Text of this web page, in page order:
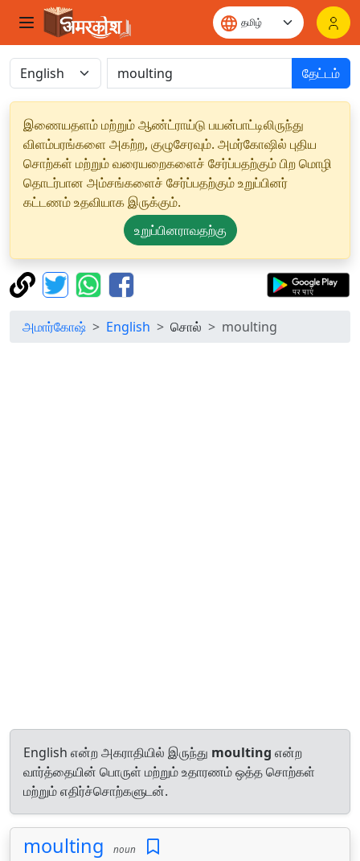
தேட்டம்
இணையதளம் மற்றும் ஆண்ட்ராய்டு பயன்பாட்டிலிருந்து
விளம்பரங்களை அகற்ற, குழுசேரவும். அமர்கோஷில் புதிய
சொற்கள் மற்றும் வரையறைகளைச் சேர்ப்பதற்கும் பிற மொழி
தொடர்பான அம்சங்களைச் சேர்ப்பதற்கும் உறுப்பினர்
கட்டணம் உதவியாக இருக்கும்.
உறுப்பினராவதற்கு
அமார்கோஷ் English சொல் moulting
English என்ற அகராதியில் இருந்து moulting என்ற
வார்த்தையின் பொருள் மற்றும் உதாரணம் ஒத்த சொற்கள்
மற்றும் எதிர்ச்சொற்களுடன்.
moulting noun